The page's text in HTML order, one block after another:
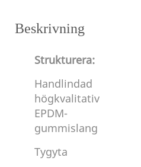
Beskrivning
Strukturera:
Handlindad
högkvalitativ
EPDM-
gummislang
Tygyta